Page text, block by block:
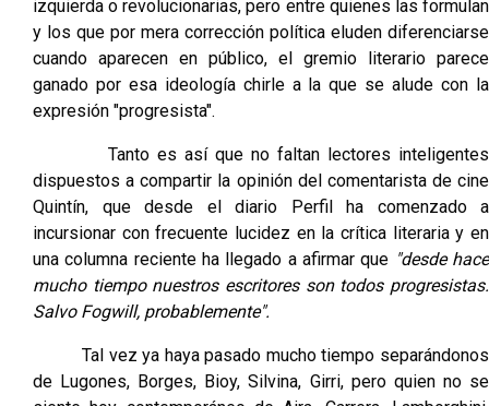
izquierda o revolucionarias, pero entre quienes las formulan
y los que por mera corrección política eluden diferenciarse
cuando aparecen en público, el gremio literario parece
ganado por esa ideología chirle a la que se alude con la
expresión "progresista".
Tanto es así que no faltan lectores inteligentes
dispuestos a compartir la opinión del comentarista de cine
Quintín, que desde el diario Perfil ha comenzado a
incursionar con frecuente lucidez en la crítica literaria y en
una columna reciente ha llegado a afirmar que "desde hace
mucho tiempo nuestros escritores son todos progresistas.
Salvo Fogwill, probablemente".
Tal vez ya haya pasado mucho tiempo separándonos
de Lugones, Borges, Bioy, Silvina, Girri, pero quien no se